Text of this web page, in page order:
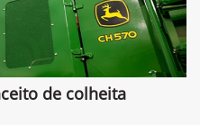
de colheita